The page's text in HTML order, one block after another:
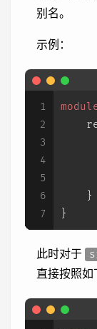
别名。
示例：
1
2
3
4
5
6
7
    }
}
此时对于
直接按照如